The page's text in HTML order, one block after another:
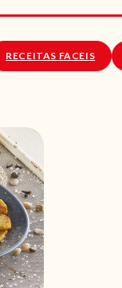
RECEITAS FACEIS